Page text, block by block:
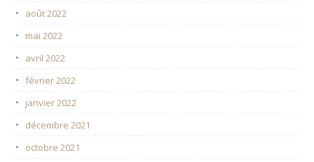
août 2022
mai 2022
avril 2022
février 2022
janvier 2022
décembre 2021
octobre 2021